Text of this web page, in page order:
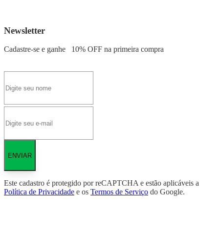
Newsletter
Cadastre-se e ganhe 10% OFF na primeira compra
ENVIAR
Este cadastro é protegido por reCAPTCHA e estão aplicáveis a
Política de Privacidade e os Termos de Serviço do Google.